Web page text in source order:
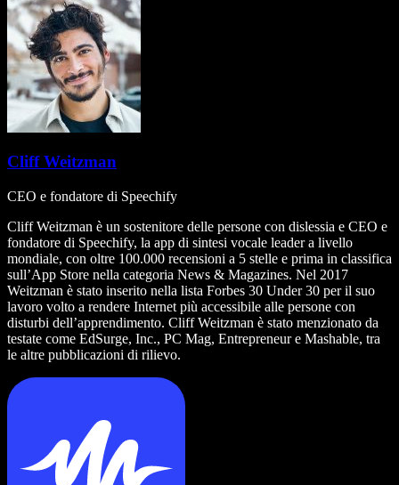
Cliff Weitzman
CEO e fondatore di Speechify
Cliff Weitzman è un sostenitore delle persone con dislessia e CEO e
fondatore di Speechify, la app di sintesi vocale leader a livello
mondiale, con oltre 100.000 recensioni a 5 stelle e prima in classifica
sull’App Store nella categoria News & Magazines. Nel 2017
Weitzman è stato inserito nella lista Forbes 30 Under 30 per il suo
lavoro volto a rendere Internet più accessibile alle persone con
disturbi dell’apprendimento. Cliff Weitzman è stato menzionato da
testate come EdSurge, Inc., PC Mag, Entrepreneur e Mashable, tra
le altre pubblicazioni di rilievo.